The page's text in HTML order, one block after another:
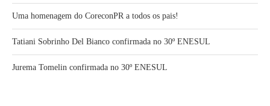
Uma homenagem do CoreconPR a todos os pais!
Tatiani Sobrinho Del Bianco confirmada no 30º ENESUL
Jurema Tomelin confirmada no 30º ENESUL